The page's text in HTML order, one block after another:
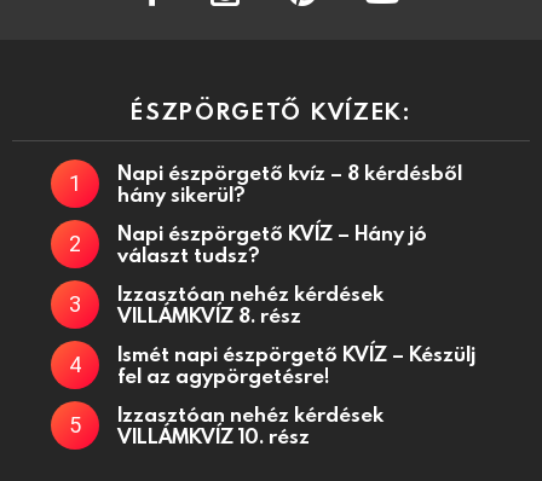
ÉSZPÖRGETŐ KVÍZEK:
Napi észpörgető kvíz – 8 kérdésből
hány sikerül?
Napi észpörgető KVÍZ – Hány jó
választ tudsz?
Izzasztóan nehéz kérdések
VILLÁMKVÍZ 8. rész
Ismét napi észpörgető KVÍZ – Készülj
fel az agypörgetésre!
Izzasztóan nehéz kérdések
VILLÁMKVÍZ 10. rész